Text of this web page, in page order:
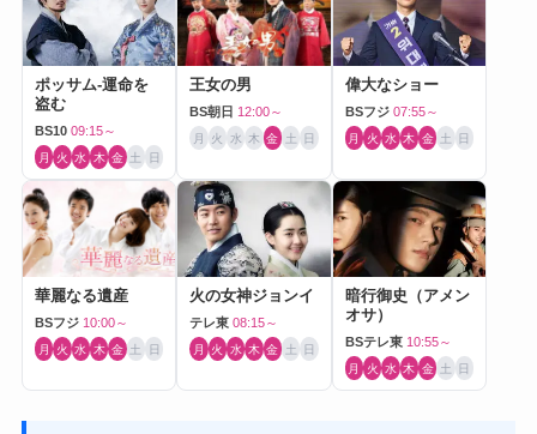
ポッサム-運命を
盗む
BS10 09:15～
月 火 水 木 金 土 日
王女の男
BS朝日 12:00～
月 火 水 木 金 土 日
偉大なショー
BSフジ 07:55～
月 火 水 木 金 土 日
華麗なる遺産
BSフジ 10:00～
月 火 水 木 金 土 日
火の女神ジョンイ
テレ東 08:15～
月 火 水 木 金 土 日
暗行御史（アメン
オサ）
BSテレ東 10:55～
月 火 水 木 金 土 日